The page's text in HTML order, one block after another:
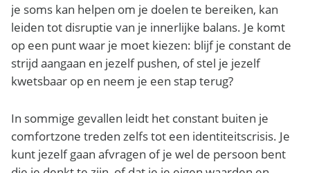
je soms kan helpen om je doelen te bereiken, kan
leiden tot disruptie van je innerlijke balans. Je komt
op een punt waar je moet kiezen: blijf je constant de
strijd aangaan en jezelf pushen, of stel je jezelf
kwetsbaar op en neem je een stap terug?
In sommige gevallen leidt het constant buiten je
comfortzone treden zelfs tot een identiteitscrisis. Je
kunt jezelf gaan afvragen of je wel de persoon bent